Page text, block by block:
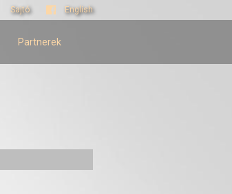
Sajtó English
Partnerek